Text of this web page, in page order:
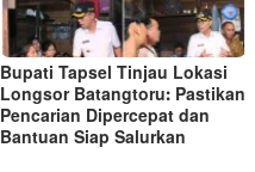
Bupati Tapsel Tinjau Lokasi
Longsor Batangtoru: Pastikan
Pencarian Dipercepat dan
Bantuan Siap Salurkan